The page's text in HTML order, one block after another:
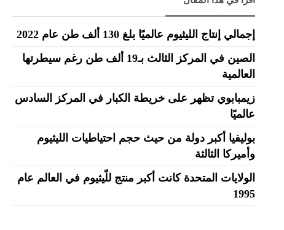
إجمالي إنتاج الليثيوم عالميًا بلغ 130 ألف طن عام 2022
الصين في المركز الثالث بـ19 ألف طن رغم سيطرتها
العالمية
زيمبابوي تظهر على خريطة الكبار في المركز السادس
عالميًا
بوليفيا أكبر دولة من حيث حجم احتياطيات الليثيوم
وأميركا الثالثة
الولايات المتحدة كانت أكبر منتج للّيثيوم في العالم عام
1995